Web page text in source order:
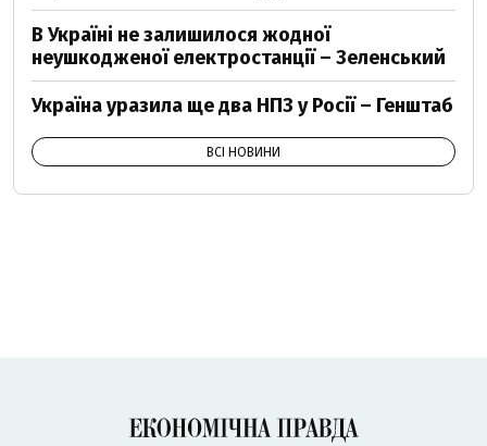
В Україні не залишилося жодної
неушкодженої електростанції – Зеленський
Україна уразила ще два НПЗ у Росії – Генштаб
ВСІ НОВИНИ